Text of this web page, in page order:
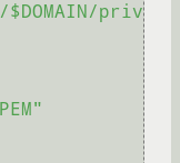
priv